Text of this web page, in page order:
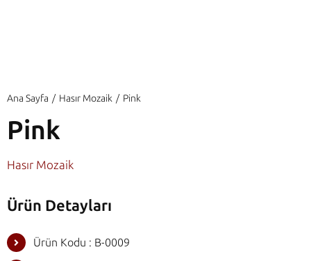
Ana Sayfa Hasır Mozaik Pink
Pink
Hasır Mozaik
Ürün Detayları
Ürün Kodu : B-0009